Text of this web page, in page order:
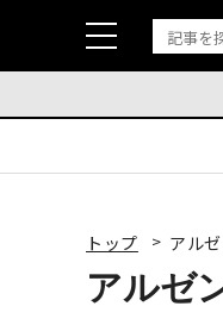
トップ アル
アルゼ